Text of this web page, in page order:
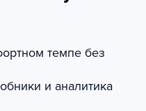
темпе без
и аналитика